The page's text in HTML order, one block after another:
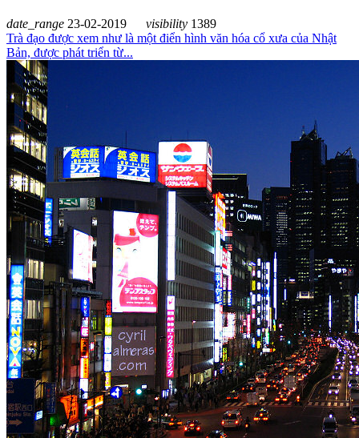
date_range 23-02-2019 visibility 1389
Trà đạo được xem như là một điển hình văn hóa cổ xưa của Nhật
Bản, được phát triển từ...